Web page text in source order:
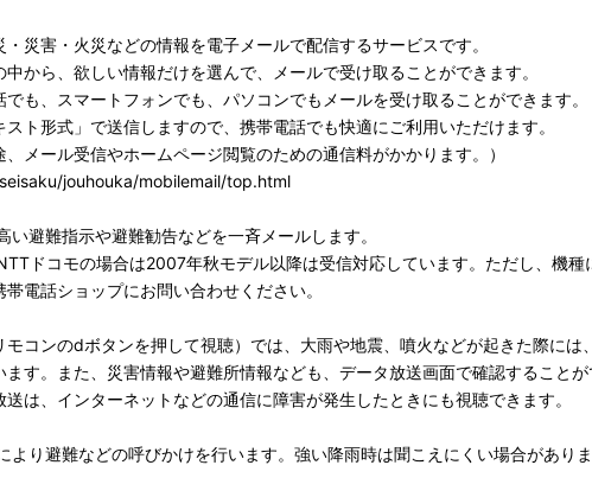
・災害・火災などの情報を電子メールで配信するサービスです。
から、欲しい情報だけを選んで、メールで受け取ることができます。
も、スマートフォンでも、パソコンでもメールを受け取ることができます。
ト形式」で送信しますので、携帯電話でも快適にご利用いただけます。
メール受信やホームページ閲覧のための通信料がかかります。）
jouhouka/mobilemail/top.html
避難指示や避難勧告などを一斉メールします。
ドコモの場合は2007年秋モデル以降は受信対応しています。ただし、機
電話ショップにお問い合わせください。
コンのdボタンを押して視聴）では、大雨や地震、噴火などが起きた際に
す。また、災害情報や避難所情報なども、データ放送画面で確認することが
は、インターネットなどの通信に障害が発生したときにも視聴できます。
より避難などの呼びかけを行います。強い降雨時は聞こえにくい場合があり